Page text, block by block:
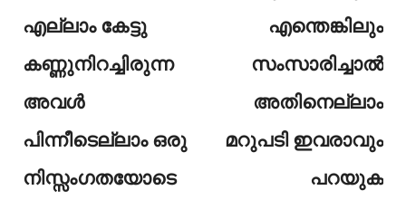
എല്ലാം കേട്ടു
കണ്ണുനിറച്ചിരുന്ന
അവൾ
പിന്നീടെല്ലാം ഒരു
നിസ്സംഗതയോടെ
എന്തെങ്കിലും
സംസാരിച്ചാൽ
അതിനെല്ലാം
മറുപടി ഇവരാവും
പറയുക